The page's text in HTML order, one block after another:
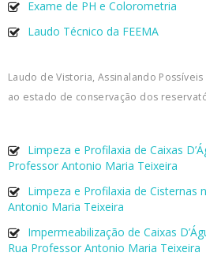
Exame de PH e Colorometria
Laudo Técnico da FEEMA
Laudo de Vistoria, Assinalando
ao estado de conservação dos
Limpeza e Profilaxia de Caixas
Professor Antonio Maria Teixeira
Limpeza e Profilaxia de Cisternas
Antonio Maria Teixeira
Impermeabilização de Caixas
Rua Professor Antonio Maria Teixeira